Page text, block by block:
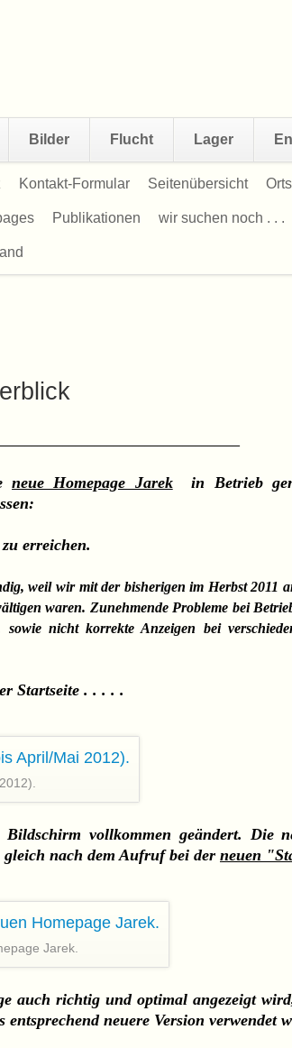
Bilder Flucht Lager
Kontakt-Formular Seitenübersicht
Publikationen wir suchen noch . . .
neue Homepage Jarekin Betrieb
zu erreichen.
weil wir mit der bisherigen im Herbst 2011
waren. Zunehmende Probleme bei
nicht korrekte Anzeigen bei
Startseite . . . . .
vollkommen geändert. Die
nach dem Aufruf bei der neuen
Jarek.
auch richtig und optimal angezeigt
neuere Version verwendet